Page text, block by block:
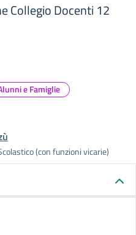
Collegio Docenti 12
e Famiglie
(con funzioni vicarie)